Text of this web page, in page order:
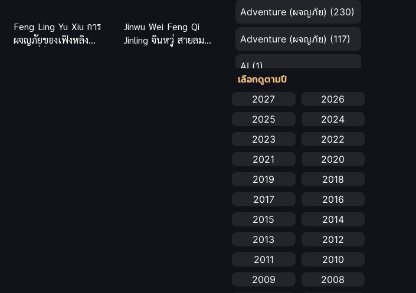
Feng Ling Yu Xiu การ
ผจญภัยของเฟิงหลิง
Jinwu Wei Feng Qi
Jinling จินหวู่ สายลมผู้
Adventure (ผจญภัย) (230)
Adventure (ผจญภัย) (117)
AI (1)
Amazon Prime
Anal (ประตูหลัง) (11)
Animation การ์ตูน (88)
Animation อนิเมะ (72)
Animation แอนิเมชั่น(1)
anime(25)
เลือกดูตามปี
2027
2026
2025
2024
2023
2022
2021
2020
2019
2018
2017
2016
2015
2014
2013
2012
2011
2010
2009
2008